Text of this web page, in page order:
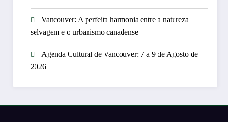
Vancouver: A perfeita harmonia entre a natureza
selvagem e o urbanismo canadense
Agenda Cultural de Vancouver: 7 a 9 de Agosto de
2026